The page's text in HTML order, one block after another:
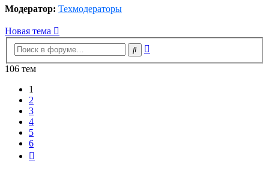
Модератор: Техмодераторы
Новая тема
Поиск
106 тем
1
2
3
4
5
6